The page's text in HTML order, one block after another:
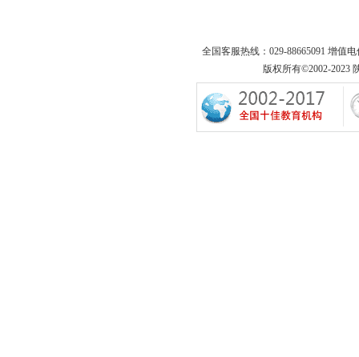
全国客服热线：029-88665091 增值
版权所有©2002-2023